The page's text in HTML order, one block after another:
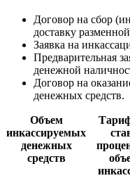
Договор на сбор
доставку
Заявка на
Предварительная
денежной
Договор на
денежных средств.
Объем
инкассируемых
денежных
средств